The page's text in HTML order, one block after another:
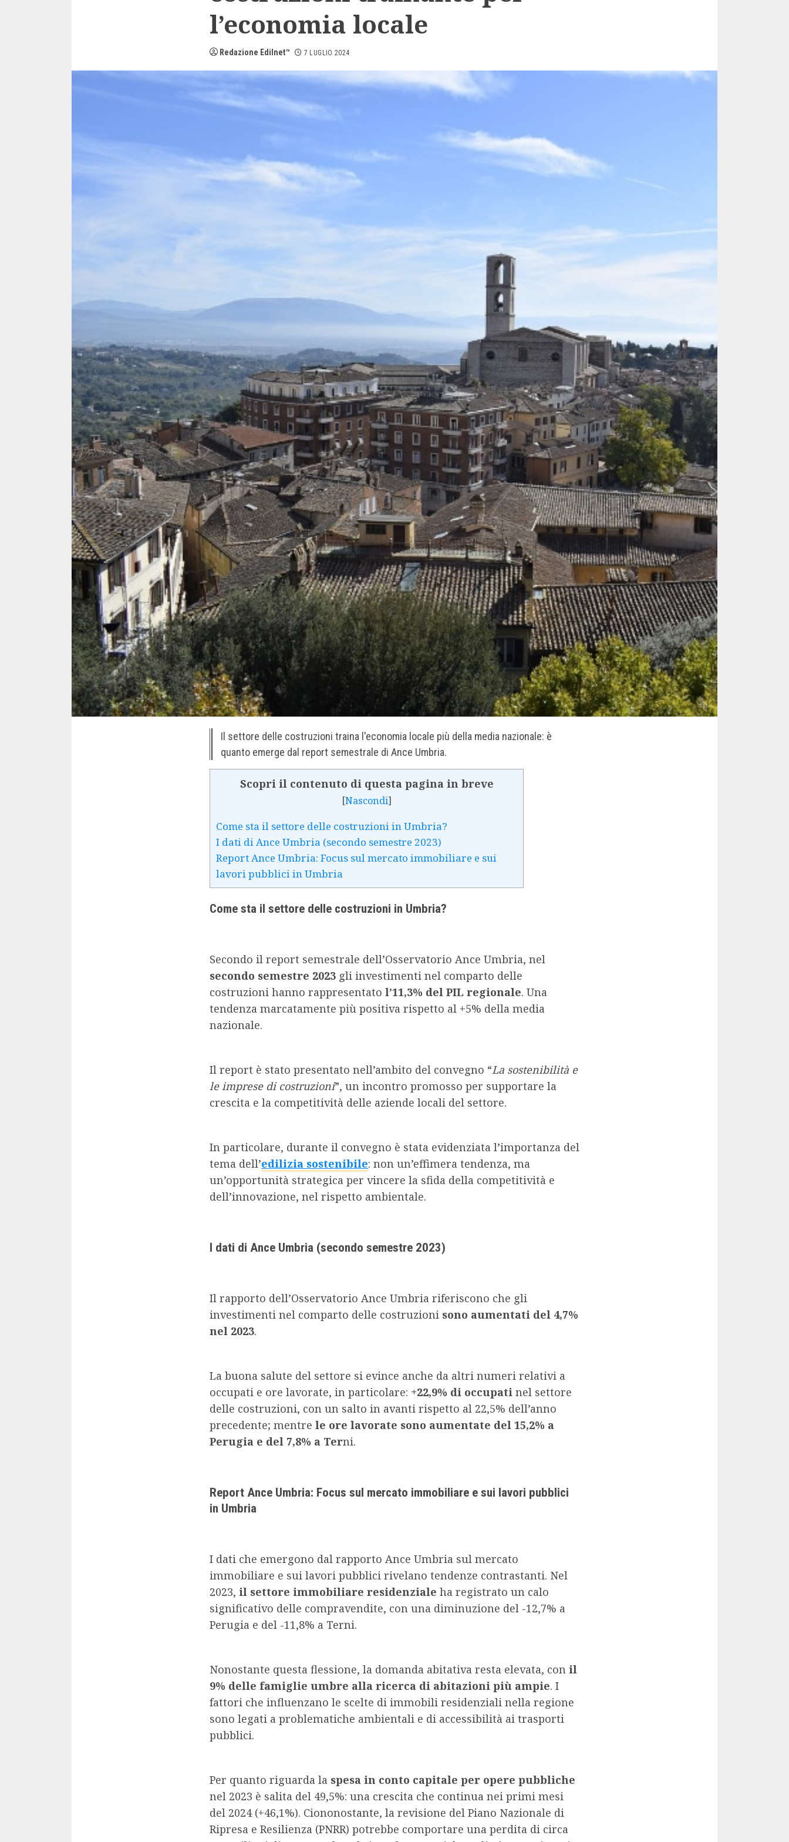
l’economia locale
Redazione Edilnet™ 7 LUGLIO 2024
Il settore delle costruzioni traina l'economia locale più della media nazionale: è
quanto emerge dal report semestrale di Ance Umbria.
Scopri il contenuto di questa pagina in breve
[Nascondi]
Come sta il settore delle costruzioni in Umbria?
I dati di Ance Umbria (secondo semestre 2023)
Report Ance Umbria: Focus sul mercato immobiliare e sui
lavori pubblici in Umbria
Come sta il settore delle costruzioni in Umbria?
Secondo il report semestrale dell’Osservatorio Ance Umbria, nel
secondo semestre 2023 gli investimenti nel comparto delle
costruzioni hanno rappresentato l’11,3% del PIL regionale. Una
tendenza marcatamente più positiva rispetto al +5% della media
nazionale.
Il report è stato presentato nell’ambito del convegno “La sostenibilità e
le imprese di costruzioni”, un incontro promosso per supportare la
crescita e la competitività delle aziende locali del settore.
In particolare, durante il convegno è stata evidenziata l’importanza del
tema dell’edilizia sostenibile: non un’effimera tendenza, ma
un’opportunità strategica per vincere la sfida della competitività e
dell’innovazione, nel rispetto ambientale.
I dati di Ance Umbria (secondo semestre 2023)
Il rapporto dell’Osservatorio Ance Umbria riferiscono che gli
investimenti nel comparto delle costruzioni sono aumentati del 4,7%
nel 2023.
La buona salute del settore si evince anche da altri numeri relativi a
occupati e ore lavorate, in particolare: +22,9% di occupati nel settore
delle costruzioni, con un salto in avanti rispetto al 22,5% dell’anno
precedente; mentre le ore lavorate sono aumentate del 15,2% a
Perugia e del 7,8% a Terni.
Report Ance Umbria: Focus sul mercato immobiliare e sui lavori pubblici
in Umbria
I dati che emergono dal rapporto Ance Umbria sul mercato
immobiliare e sui lavori pubblici rivelano tendenze contrastanti. Nel
2023, il settore immobiliare residenziale ha registrato un calo
significativo delle compravendite, con una diminuzione del -12,7% a
Perugia e del -11,8% a Terni.
Nonostante questa flessione, la domanda abitativa resta elevata, con il
9% delle famiglie umbre alla ricerca di abitazioni più ampie. I
fattori che influenzano le scelte di immobili residenziali nella regione
sono legati a problematiche ambientali e di accessibilità ai trasporti
pubblici.
Per quanto riguarda la spesa in conto capitale per opere pubbliche
nel 2023 è salita del 49,5%: una crescita che continua nei primi mesi
del 2024 (+46,1%). Ciononostante, la revisione del Piano Nazionale di
Ripresa e Resilienza (PNRR) potrebbe comportare una perdita di circa